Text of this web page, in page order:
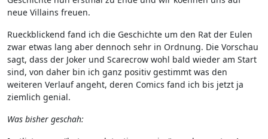
neue Villains freuen.
Rueckblickend fand ich die Geschichte um den Rat der Eulen
zwar etwas lang aber dennoch sehr in Ordnung. Die Vorschau
sagt, dass der Joker und Scarecrow wohl bald wieder am Start
sind, von daher bin ich ganz positiv gestimmt was den
weiteren Verlauf angeht, deren Comics fand ich bis jetzt ja
ziemlich genial.
Was bisher geschah: